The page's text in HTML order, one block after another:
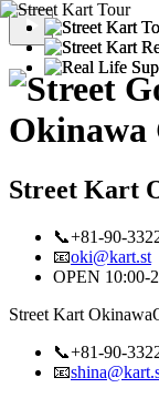
Street Kart
📞+81-90-
📧oki@kart.st
OPEN 10:00-
Street Kart Okinawa
📞+81-90-
📧